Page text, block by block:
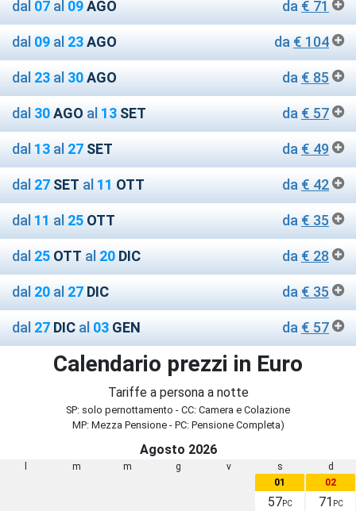
dal 07 al 09AGO da € 71
dal 09 al 23AGO da € 104
dal 23 al 30AGO da € 85
dal 30AGO al 13 SET da € 57
dal 13 al 27 SET da € 49
dal 27 SET al 11 OTT da € 42
dal 11 al 25 OTT da € 35
dal 25 OTT al 20 DIC da € 28
dal 20 al 27 DIC da € 35
dal 27 DIC al 03 GEN da € 57
Calendario prezzi in Euro
Tariffe a persona a notte
SP: solo pernottamento - CC: Camera e Colazione
MP: Mezza Pensione - PC: Pensione Completa)
Agosto 2026
m m g v s
d
01
57 PC
02
71 PC